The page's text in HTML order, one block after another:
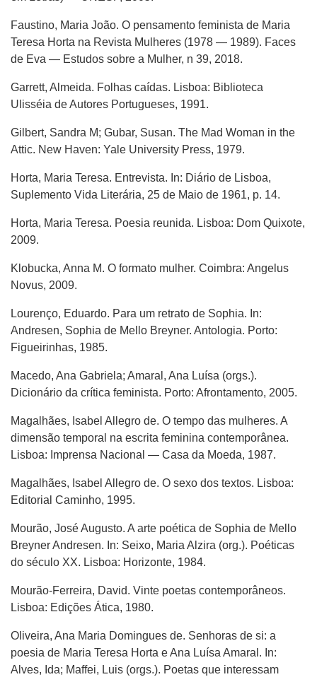
Faustino, Maria João. O pensamento feminista de Maria
Teresa Horta na Revista Mulheres (1978 — 1989). Faces
de Eva — Estudos sobre a Mulher, n 39, 2018.
Garrett, Almeida. Folhas caídas. Lisboa: Biblioteca
Ulisséia de Autores Portugueses, 1991.
Gilbert, Sandra M; Gubar, Susan. The Mad Woman in the
Attic. New Haven: Yale University Press, 1979.
Horta, Maria Teresa. Entrevista. In: Diário de Lisboa,
Suplemento Vida Literária, 25 de Maio de 1961, p. 14.
Horta, Maria Teresa. Poesia reunida. Lisboa: Dom Quixote,
2009.
Klobucka, Anna M. O formato mulher. Coimbra: Angelus
Novus, 2009.
Lourenço, Eduardo. Para um retrato de Sophia. In:
Andresen, Sophia de Mello Breyner. Antologia. Porto:
Figueirinhas, 1985.
Macedo, Ana Gabriela; Amaral, Ana Luísa (orgs.).
Dicionário da crítica feminista. Porto: Afrontamento, 2005.
Magalhães, Isabel Allegro de. O tempo das mulheres. A
dimensão temporal na escrita feminina contemporânea.
Lisboa: Imprensa Nacional — Casa da Moeda, 1987.
Magalhães, Isabel Allegro de. O sexo dos textos. Lisboa:
Editorial Caminho, 1995.
Mourão, José Augusto. A arte poética de Sophia de Mello
Breyner Andresen. In: Seixo, Maria Alzira (org.). Poéticas
do século XX. Lisboa: Horizonte, 1984.
Mourão-Ferreira, David. Vinte poetas contemporâneos.
Lisboa: Edições Ática, 1980.
Oliveira, Ana Maria Domingues de. Senhoras de si: a
poesia de Maria Teresa Horta e Ana Luísa Amaral. In:
Alves, Ida; Maffei, Luis (orgs.). Poetas que interessam